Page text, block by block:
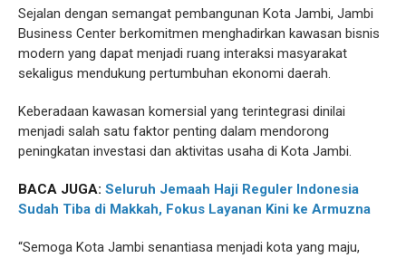
Sejalan dengan semangat pembangunan Kota Jambi, Jambi
Business Center berkomitmen menghadirkan kawasan bisnis
modern yang dapat menjadi ruang interaksi masyarakat
sekaligus mendukung pertumbuhan ekonomi daerah.
Keberadaan kawasan komersial yang terintegrasi dinilai
menjadi salah satu faktor penting dalam mendorong
peningkatan investasi dan aktivitas usaha di Kota Jambi.
BACA JUGA: Seluruh Jemaah Haji Reguler Indonesia
Sudah Tiba di Makkah, Fokus Layanan Kini ke Armuzna
“Semoga Kota Jambi senantiasa menjadi kota yang maju,